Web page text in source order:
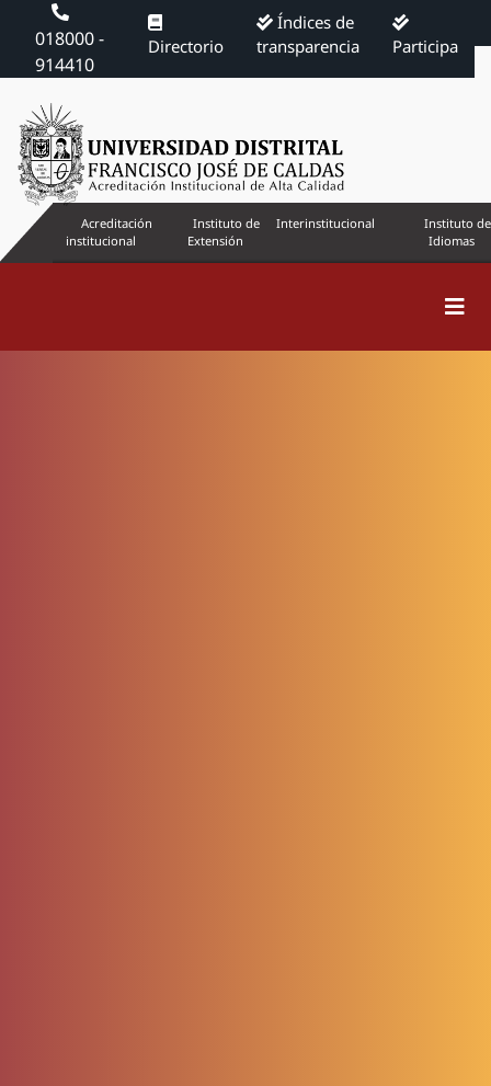
018000 -
914410
Directorio
Índices de
transparencia
Participa
Acreditación
institucional
Instituto de
Extensión
Interinstitucional
Instituto de
Idiomas